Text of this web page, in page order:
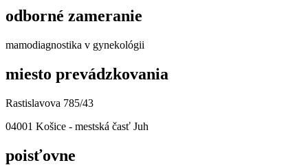
odborné zameranie
mamodiagnostika v gynekológii
miesto prevádzkovania
Rastislavova 785/43
04001 Košice - mestská časť Juh
poisťovne